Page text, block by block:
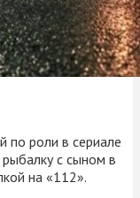
по роли в сериале
с сыном в
на «112».